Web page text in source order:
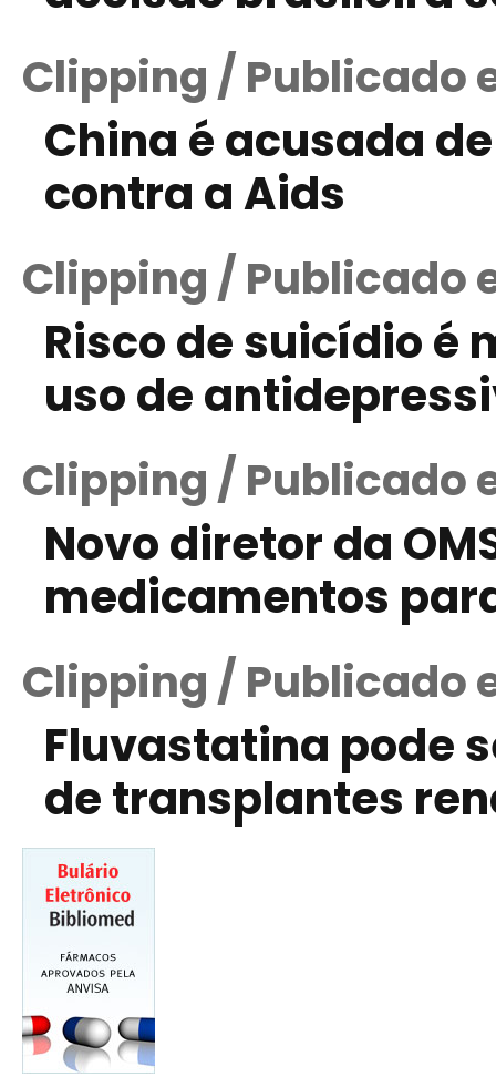
Clipping / Publicado
China é acusada
contra a Aids
Clipping / Publicado
Risco de suicídio é
uso de
Clipping / Publicado
Novo diretor da
medicamentos
Clipping / Publicado
Fluvastatina pode
de transplantes